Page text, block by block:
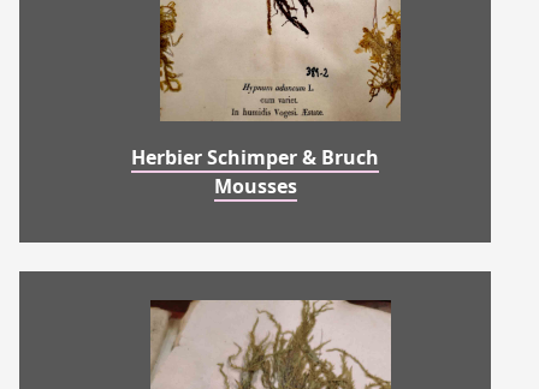
Herbier Schimper & Bruch
Mousses